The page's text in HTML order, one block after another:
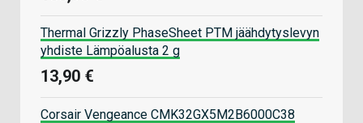
Thermal Grizzly PhaseSheet PTM jäähdytyslevyn
yhdiste Lämpöalusta 2 g
13,90 €
Corsair Vengeance CMK32GX5M2B6000C38